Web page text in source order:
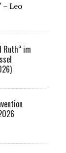
– Leo
Ruth“ im